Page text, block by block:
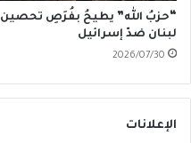
“حزبُ الله” يطيحُ بفُرَصِ تحصين
لبنان ضدّ إسرائيل
2026/07/30
الإعلانات